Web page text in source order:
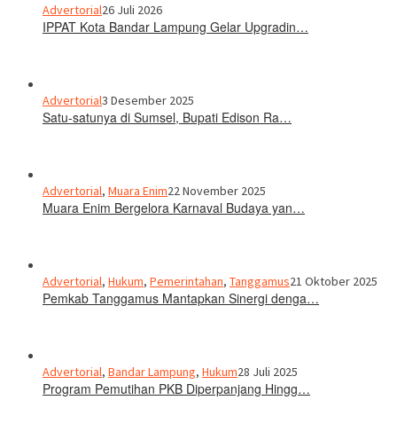
Advertorial26 Juli 2026
IPPAT Kota Bandar Lampung Gelar Upgradin…
Advertorial3 Desember 2025
Satu-satunya di Sumsel, Bupati Edison Ra…
Advertorial, Muara Enim22 November 2025
Muara Enim Bergelora Karnaval Budaya yan…
Advertorial, Hukum, Pemerintahan, Tanggamus21 Oktober 2025
Pemkab Tanggamus Mantapkan Sinergi denga…
Advertorial, Bandar Lampung, Hukum28 Juli 2025
Program Pemutihan PKB Diperpanjang Hingg…